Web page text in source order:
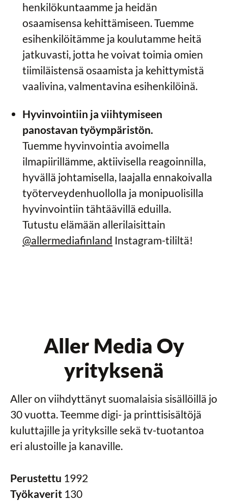
henkilökuntaamme ja heidän
osaamisensa kehittämiseen. Tuemme
esihenkilöitämme ja koulutamme heitä
jatkuvasti, jotta he voivat toimia omien
tiimiläistensä osaamista ja kehittymistä
vaalivina, valmentavina esihenkilöinä.
Hyvinvointiin ja viihtymiseen
panostavan työympäristön.
Tuemme hyvinvointia avoimella
ilmapiirillämme, aktiivisella reagoinnilla,
hyvällä johtamisella, laajalla ennakoivalla
työterveydenhuollolla ja monipuolisilla
hyvinvointiin tähtäävillä eduilla.
Tutustu elämään allerilaisittain
@allermediafinland Instagram-tililtä!
Aller Media Oy
yrityksenä
Aller on viihdyttänyt suomalaisia sisällöillä jo
30 vuotta. Teemme digi- ja printtisisältöjä
kuluttajille ja yrityksille sekä tv-tuotantoa
eri alustoille ja kanaville.
Perustettu 1992
Työkaverit 130